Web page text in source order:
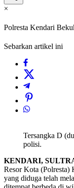
×
Polresta Kendari
Sebarkan artikel ini
Tersangka D
polisi.
KENDARI,
Resor Kota (Polresta)
yang diduga telah